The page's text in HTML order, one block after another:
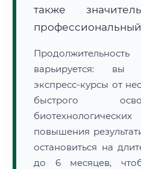
также
профессиональный
варьируется: вы
экспресс-курсы от
быстрого
повышения
остановиться на
до 6 месяцев,